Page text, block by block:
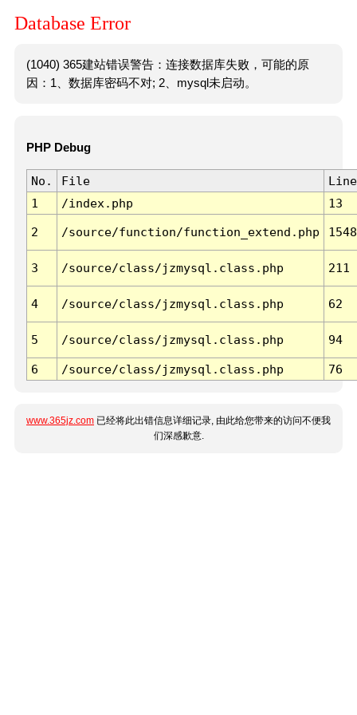
Database Error
(1040) 365建站错误警告：连接数据库失败，可能的原
因：1、数据库密码不对; 2、mysql未启动。
PHP Debug
No. File
Line
1
/index.php 13
2 /source/function/function_extend.php 1548
3 /source/class/jzmysql.class.php 211
4 /source/class/jzmysql.class.php 62
5 /source/class/jzmysql.class.php 94
6 /source/class/jzmysql.class.php 76
www.365jz.com 已经将此出错信息详细记录, 由此给您带来的访问不便我
们深感歉意.